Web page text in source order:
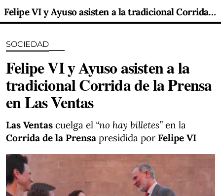
Felipe VI y Ayuso asisten a la tradicional Corrida de la Prensa en Las Ventas
SOCIEDAD
Felipe VI y Ayuso asisten a la
tradicional Corrida de la Prensa
en Las Ventas
Las Ventas cuelga el “no hay billetes” en la
Corrida de la Prensa presidida por Felipe VI